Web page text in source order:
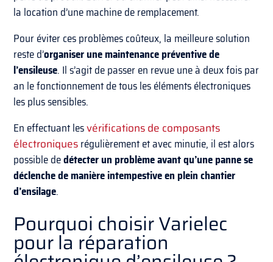
la location d’une machine de remplacement.
Pour éviter ces problèmes coûteux, la meilleure solution
reste d’organiser une maintenance préventive de
l’ensileuse. Il s’agit de passer en revue une à deux fois par
an le fonctionnement de tous les éléments électroniques
les plus sensibles.
En effectuant lesvérifications de composants
électroniquesrégulièrement et avec minutie, il est alors
possible dedétecter un problème avant qu’une panne se
déclenche de manière intempestive en plein chantier
d’ensilage.
Pourquoi choisir Varielec
pour la réparation